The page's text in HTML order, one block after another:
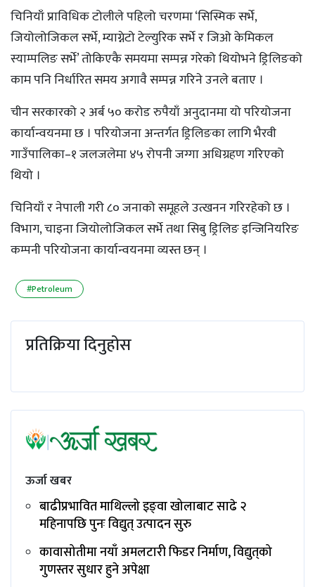
चिनियाँ प्राविधिक टोलीले पहिलो चरणमा ‘सिस्मिक सर्भे,
जियोलोजिकल सर्भे, म्याग्नेटो टेल्युरिक सर्भे र जिओ केमिकल
स्याम्पलिङ सर्भे’ तोकिएकै समयमा सम्पन्न गरेको थियोभने ड्रिलिङको
काम पनि निर्धारित समय अगावै सम्पन्न गरिने उनले बताए ।
चीन सरकारको २ अर्ब ५० करोड रुपैयाँ अनुदानमा यो परियोजना
कार्यान्वयनमा छ । परियोजना अन्तर्गत ड्रिलिङका लागि भैरवी
गाउँपालिका–१ जलजलेमा ४५ रोपनी जग्गा अधिग्रहण गरिएको
थियो ।
चिनियाँ र नेपाली गरी ८० जनाको समूहले उत्खनन गरिरहेको छ ।
विभाग, चाइना जियोलोजिकल सर्भे तथा सिबु ड्रिलिङ इन्जिनियरिङ
कम्पनी परियोजना कार्यान्वयनमा व्यस्त छन् ।
#Petroleum
प्रतिक्रिया दिनुहोस
ऊर्जा खबर
बाढीप्रभावित माथिल्लो इङ्‌वा खोलाबाट साढे २
महिनापछि पुनः विद्युत् उत्पादन सुरु
कावासोतीमा नयाँ अमलटारी फिडर निर्माण, विद्युत्‌को
गुणस्तर सुधार हुने अपेक्षा